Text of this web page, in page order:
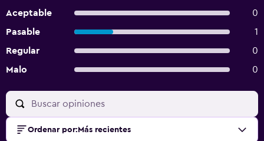
Aceptable
0
Pasable
1
Regular
0
Malo
0
Ordenar por: Más recientes